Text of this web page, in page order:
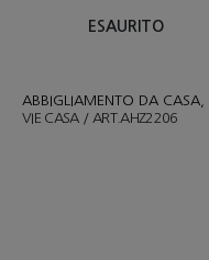
ESAURITO
ABBIGLIAMENTO DA CASA
VIE CASA / ART.AHZ2206